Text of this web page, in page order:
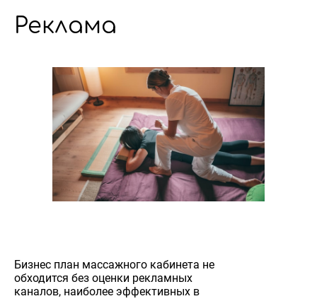
Реклама
Бизнес план массажного кабинета не
обходится без оценки рекламных
каналов, наиболее эффективных в